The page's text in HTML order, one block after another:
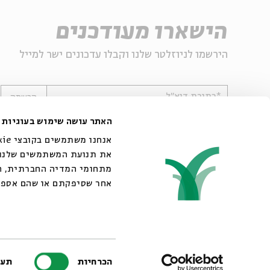
האתר עושה שימוש בעוגיות
את תנועת המשתמשים
מתחומי המדיה החברתית,
אחר שסיפקתם או שהם
הכרחיות
הישארו מעודכנים
הירשמו לניוזלטר שלנו וקבלו עדכונים ישר למייל
*כתובת דוא"ל הרשמה